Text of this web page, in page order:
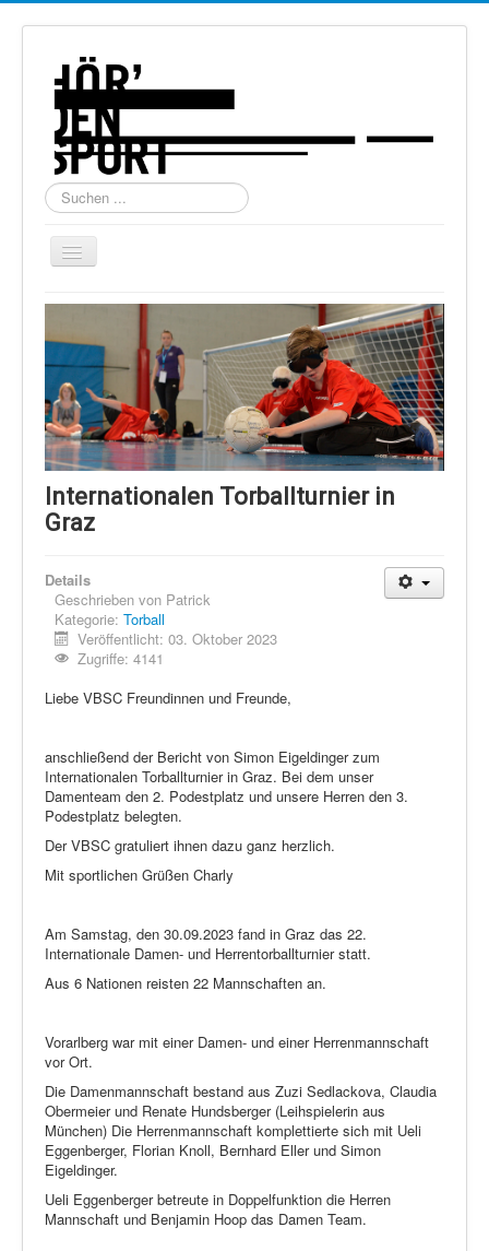
Suchen
...
Navigation
Home
Über uns
Torball
Schießen
Schi Alpin
Schi Nordisch
Laufen
Datenschutz
Internationalen Torballturnier in
Graz
Details
Geschrieben von Patrick
Kategorie: Torball
Veröffentlicht: 03. Oktober 2023
Zugriffe: 4141
Liebe VBSC Freundinnen und Freunde,
anschließend der Bericht von Simon Eigeldinger zum
Internationalen Torballturnier in Graz. Bei dem unser
Damenteam den 2. Podestplatz und unsere Herren den 3.
Podestplatz belegten.
Der VBSC gratuliert ihnen dazu ganz herzlich.
Mit sportlichen Grüßen Charly
Am Samstag, den 30.09.2023 fand in Graz das 22.
Internationale Damen- und Herrentorballturnier statt.
Aus 6 Nationen reisten 22 Mannschaften an.
Vorarlberg war mit einer Damen- und einer Herrenmannschaft
vor Ort.
Die Damenmannschaft bestand aus Zuzi Sedlackova, Claudia
Obermeier und Renate Hundsberger (Leihspielerin aus
München) Die Herrenmannschaft komplettierte sich mit Ueli
Eggenberger, Florian Knoll, Bernhard Eller und Simon
Eigeldinger.
Ueli Eggenberger betreute in Doppelfunktion die Herren
Mannschaft und Benjamin Hoop das Damen Team.